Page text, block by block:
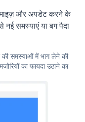
और अपडेट करने के
समस्याएं या बग पैदा
समस्याओं में भाग लेने की
का फायदा उठाने का